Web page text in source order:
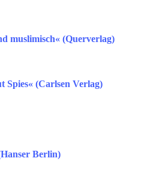
muslimisch« (Querverlag)
Spies« (Carlsen Verlag)
Berlin)